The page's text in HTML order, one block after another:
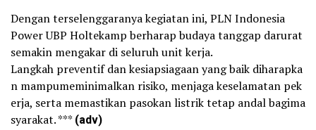
Dengan terselenggaranya kegiatan ini, PLN Indonesia
Power UBP Holtekamp berharap budaya tanggap darurat
semakin mengakar di seluruh unit kerja.
Langkah preventif dan kesiapsiagaan yang baik diharapka
n mampumeminimalkan risiko, menjaga keselamatan pek
erja, serta memastikan pasokan listrik tetap andal bagima
syarakat. *** (adv)